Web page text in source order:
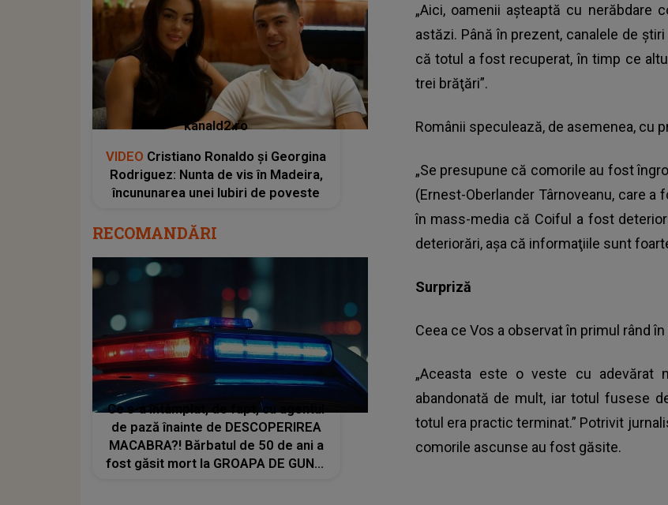
„Aici, oamenii aşteaptă cu nerăbdare
astăzi. Până în prezent, canalele de
că totul a fost recuperat, în timp ce
trei brăţări”.
Românii speculează, de asemenea, cu
„Se presupune că comorile au fost
(Ernest-Oberlander Târnoveanu, care
în mass-media că Coiful a fost
deteriorări, aşa că informaţiile sunt
Surpriză
Ceea ce Vos a observat în primul rând
„Aceasta este o veste cu adevărat
abandonată de mult, iar totul fusese
totul era practic terminat.” Potrivit
comorile ascunse au fost găsite.
kanald2.ro
VIDEO Cristiano Ronaldo și Georgina
Rodriguez: Nunta de vis în Madeira,
încununarea unei Iubiri de poveste
RECOMANDĂRI
Ce s-a întâmplat, de fapt, cu agentul
de pază înainte de DESCOPERIREA
MACABRA?! Bărbatul de 50 de ani a
fost găsit mort la GROAPA DE GUNOI